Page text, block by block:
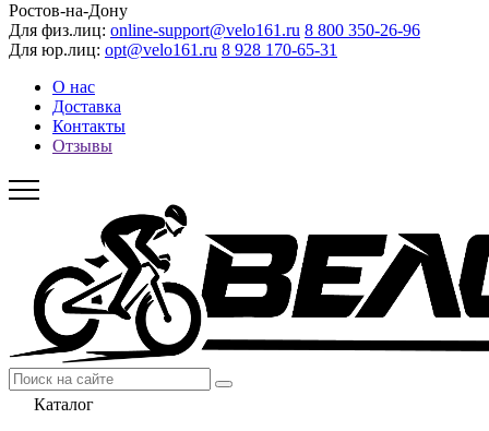
Ростов-на-Дону
Для физ.лиц: online-support@velo161.ru 8 800 350-26-96
Для юр.лиц: opt@velo161.ru 8 928 170-65-31
О нас
Доставка
Контакты
Отзывы
Каталог